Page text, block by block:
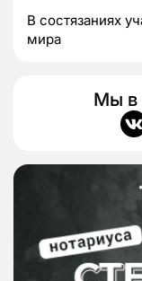
В состязаниях
мира
Мы в